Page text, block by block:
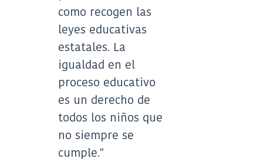
como recogen las
leyes educativas
estatales. La
igualdad en el
proceso educativo
es un derecho de
todos los niños que
no siempre se
cumple."